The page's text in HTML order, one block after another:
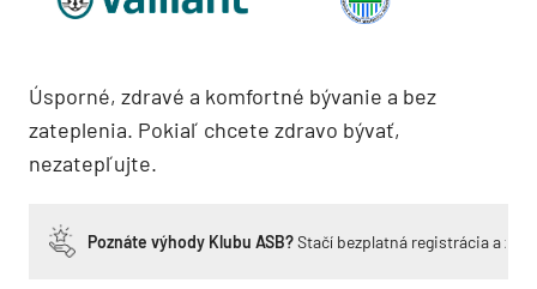
Úsporné, zdravé a komfortné bývanie a bez
zateplenia. Pokiaľ chcete zdravo bývať,
nezatepľujte.
Poznáte výhody Klubu ASB?Stačí bezplatná registrácia a